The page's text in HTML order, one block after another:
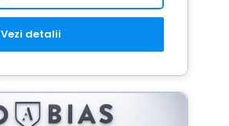
Vezi detalii